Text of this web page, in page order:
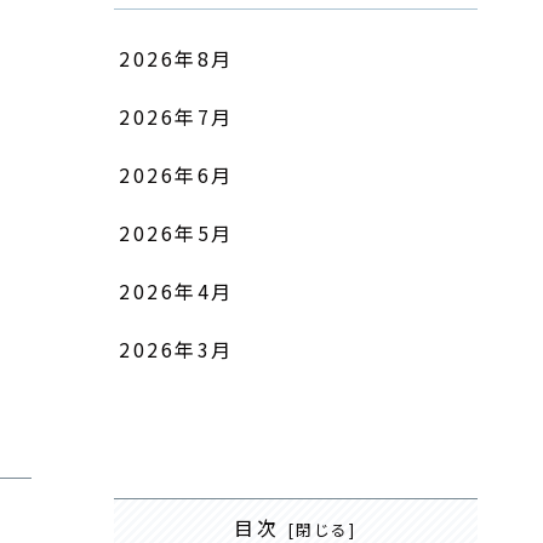
2026年8月
2026年7月
2026年6月
2026年5月
2026年4月
2026年3月
目次